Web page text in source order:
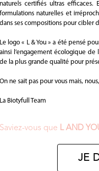
naturels certifiés ultras
formulations naturelles et
dans ses compositions pour cibler
Le logo « L & You » a été pensé
ainsi l’engagement écologique de
de la plus grande qualité pour
On ne sait pas pour vous mais,
La Biotyfull Team
Saviez-vous que L AND
JE